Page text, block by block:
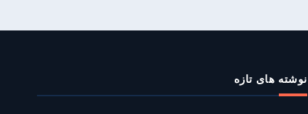
نوشته‌ های تازه